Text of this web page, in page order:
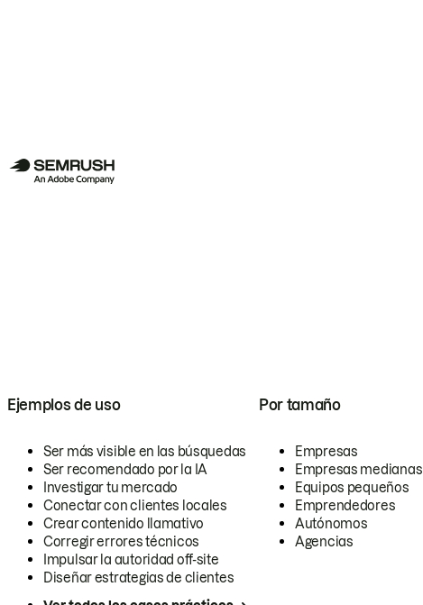
Ejemplos de uso
Ser más visible en las búsquedas
Ser recomendado por la IA
Investigar tu mercado
Conectar con clientes locales
Crear contenido llamativo
Corregir errores técnicos
Impulsar la autoridad off-site
Diseñar estrategias de clientes
Por tamaño
Empresas
Empresas medianas
Equipos pequeños
Emprendedores
Autónomos
Agencias